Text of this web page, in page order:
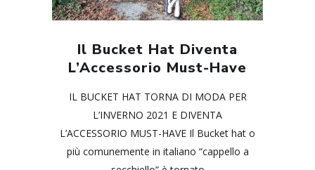
Il Bucket Hat Diventa
L’Accessorio Must-Have
IL BUCKET HAT TORNA DI MODA PER
L’INVERNO 2021 E DIVENTA
L’ACCESSORIO MUST-HAVE Il Bucket hat o
più comunemente in italiano “cappello a